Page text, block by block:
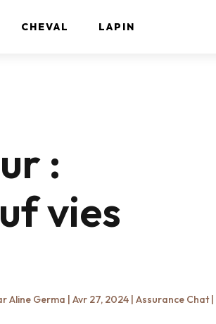
CHEVAL LAPIN
:
vies
Aline Germa | Avr 27, 2024| Assurance Chat|